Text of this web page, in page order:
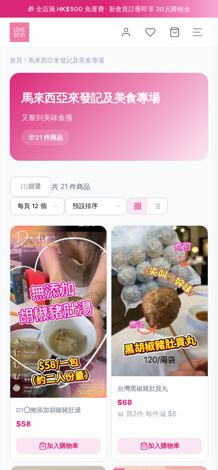
🎁 全店滿 HK$500 免運費 · 新會員註冊即享 30元購物金
首頁 馬來西亞來發記及美食專場
馬來西亞來發記及美食專場
又黎到美味食播
21 件商品
篩選 共 21 件商品
D1⭕️無添加胡椒豬肚湯
$58
加入購物車
台灣黑椒豬肚貢丸
$68
📊 買2件 每件減 $8
加入購物車